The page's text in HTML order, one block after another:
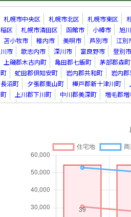
札幌市中央区 札幌市北区 札幌市東区
稲区
札幌市清田区 函館市 小樽市
旭
苫小牧市
稚内市 美唄市 芦別市
江別
川市
歌志内市 深川市 富良野市
登別市
上磯郡木古内町
亀田郡七飯町
茅部郡森町
町
虻田郡倶知安町 岩内郡共和町
岩内
長沼町
夕張郡栗山町 樺戸郡新十津川町
町
上川郡下川町 中川郡美深町
増毛郡増
里町
紋別郡遠軽町 紋別郡滝上町
紋別